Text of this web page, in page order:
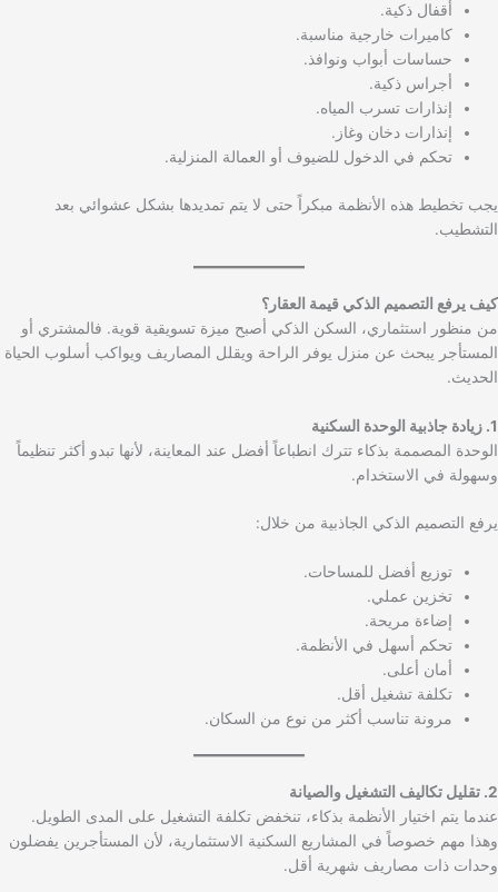
أقفال ذكية.
كاميرات خارجية مناسبة.
حساسات أبواب ونوافذ.
أجراس ذكية.
إنذارات تسرب المياه.
إنذارات دخان وغاز.
تحكم في الدخول للضيوف أو العمالة المنزلية.
يجب تخطيط هذه الأنظمة مبكراً حتى لا يتم تمديدها بشكل عشوائي بعد
التشطيب.
كيف يرفع التصميم الذكي قيمة العقار؟
من منظور استثماري، السكن الذكي أصبح ميزة تسويقية قوية. فالمشتري أو
المستأجر يبحث عن منزل يوفر الراحة ويقلل المصاريف ويواكب أسلوب الحياة
الحديث.
1. زيادة جاذبية الوحدة السكنية
الوحدة المصممة بذكاء تترك انطباعاً أفضل عند المعاينة، لأنها تبدو أكثر تنظيماً
وسهولة في الاستخدام.
يرفع التصميم الذكي الجاذبية من خلال:
توزيع أفضل للمساحات.
تخزين عملي.
إضاءة مريحة.
تحكم أسهل في الأنظمة.
أمان أعلى.
تكلفة تشغيل أقل.
مرونة تناسب أكثر من نوع من السكان.
2. تقليل تكاليف التشغيل والصيانة
عندما يتم اختيار الأنظمة بذكاء، تنخفض تكلفة التشغيل على المدى الطويل.
وهذا مهم خصوصاً في المشاريع السكنية الاستثمارية، لأن المستأجرين يفضلون
وحدات ذات مصاريف شهرية أقل.